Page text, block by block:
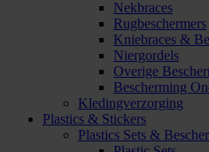
Nekbraces
Rugbeschermers
Kniebraces &
Niergordels
Overige
Bescherming
Kledingverzorging
Plastics & Stickers
Plastics Sets &